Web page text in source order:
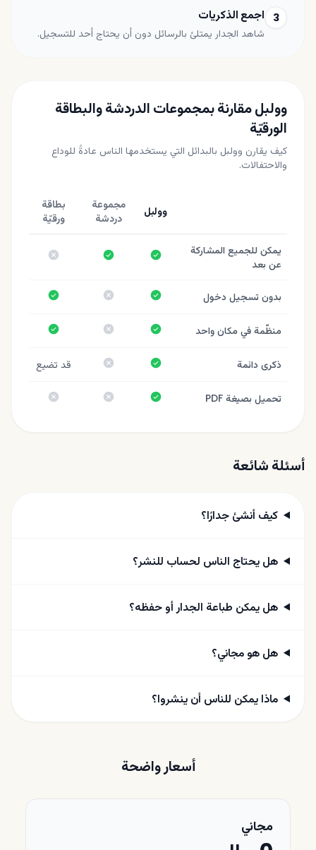
3 اجمع الذكريات
شاهد الجدار يمتلئ بالرسائل دون أن يحتاج أحد للتسجيل.
وولبل مقارنة بمجموعات الدردشة والبطاقة
الورقيّة
كيف يقارن وولبل بالبدائل التي يستخدمها الناس عادةً للوداع
والاحتفالات.
وولبل
مجموعة
دردشة
بطاقة
ورقيّة
يمكن للجميع المشاركة
عن بعد
بدون تسجيل دخول
منظّمة في مكان واحد
ذكرى دائمة قد تضيع
تحميل بصيغة PDF
أسئلة شائعة
كيف أنشئ جدارًا؟
هل يحتاج الناس لحساب للنشر؟
هل يمكن طباعة الجدار أو حفظه؟
هل هو مجاني؟
ماذا يمكن للناس أن ينشروا؟
أسعار واضحة
مجاني